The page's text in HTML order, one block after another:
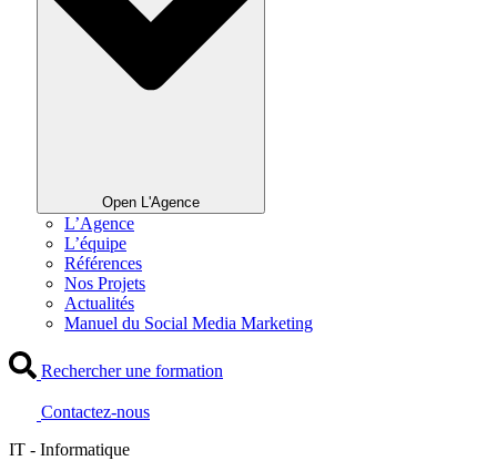
Open L'Agence
L’Agence
L’équipe
Références
Nos Projets
Actualités
Manuel du Social Media Marketing
Rechercher une formation
Contactez-nous
IT - Informatique